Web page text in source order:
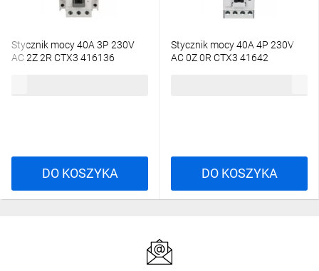
Stycznik mocy 40A 3P 230V
AC 2Z 2R CTX3 416136
DO KOSZYKA
Stycznik mocy 40A 4P 230V
AC 0Z 0R CTX3 41642
DO KOSZYKA